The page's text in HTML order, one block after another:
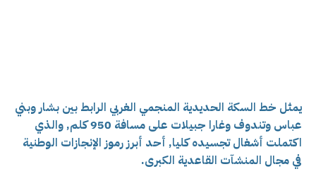
يمثل خط السكة الحديدية المنجمي الغربي الرابط بين بشار وبني
عباس وتندوف وغارا جبيلات على مسافة 950 كلم, والذي
اكتملت أشغال تجسيده كليا, أحد أبرز رموز الإنجازات الوطنية
في مجال المنشآت القاعدية الكبرى.